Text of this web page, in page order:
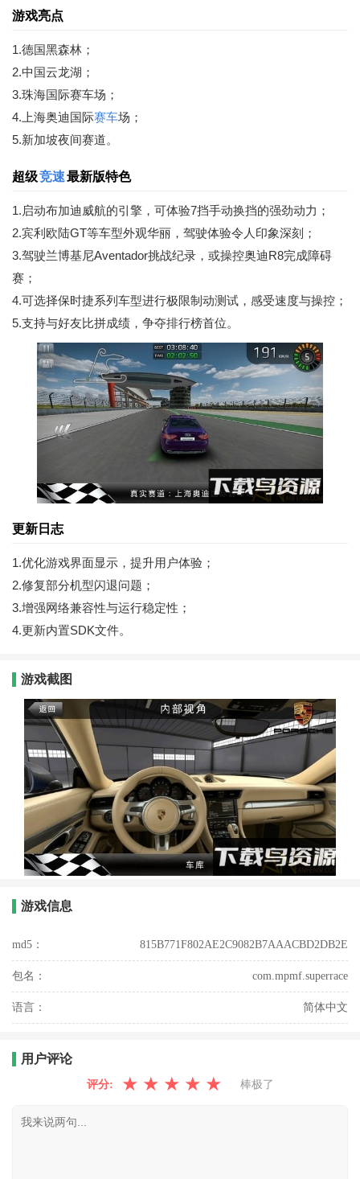
游戏亮点
1.德国黑森林；
2.中国云龙湖；
3.珠海国际赛车场；
4.上海奥迪国际赛车场；
5.新加坡夜间赛道。
超级竞速最新版特色
1.启动布加迪威航的引擎，可体验7挡手动换挡的强劲动力；
2.宾利欧陆GT等车型外观华丽，驾驶体验令人印象深刻；
3.驾驶兰博基尼Aventador挑战纪录，或操控奥迪R8完成障碍
赛；
4.可选择保时捷系列车型进行极限制动测试，感受速度与操控；
5.支持与好友比拼成绩，争夺排行榜首位。
更新日志
1.优化游戏界面显示，提升用户体验；
2.修复部分机型闪退问题；
3.增强网络兼容性与运行稳定性；
4.更新内置SDK文件。
游戏截图
游戏信息
md5： 815B771F802AE2C9082B7AAACBD2DB2E
包名： com.mpmf.superrace
语言： 简体中文
用户评论
评分: ★ ★ ★ ★ ★ 棒极了